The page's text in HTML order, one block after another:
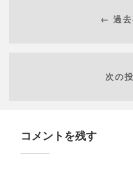
← 過去
次の
コメントを残す